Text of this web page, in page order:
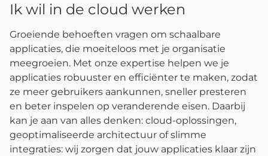
Ik wil in de cloud werken
Groeiende behoeften vragen om schaalbare
applicaties, die moeiteloos met je organisatie
meegroeien. Met onze expertise helpen we je
applicaties robuuster en efficiënter te maken, zodat
ze meer gebruikers aankunnen, sneller presteren
en beter inspelen op veranderende eisen. Daarbij
kan je aan van alles denken: cloud-oplossingen,
geoptimaliseerde architectuur of slimme
integraties: wij zorgen dat jouw applicaties klaar zijn